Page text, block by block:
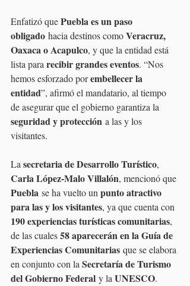
Enfatizó que Puebla es un paso
obligado hacia destinos como Veracruz,
Oaxaca o Acapulco, y que la entidad está
lista para recibir grandes eventos. “Nos
hemos esforzado por embellecer la
entidad”, afirmó el mandatario, al tiempo
de asegurar que el gobierno garantiza la
seguridad y protección a las y los
visitantes.
La secretaria de Desarrollo Turístico,
Carla López-Malo Villalón, mencionó que
Puebla se ha vuelto un punto atractivo
para las y los visitantes, ya que cuenta con
190 experiencias turísticas comunitarias,
de las cuales 58 aparecerán en la Guía de
Experiencias Comunitarias que se elabora
en conjunto con la Secretaría de Turismo
del Gobierno Federal y la UNESCO.